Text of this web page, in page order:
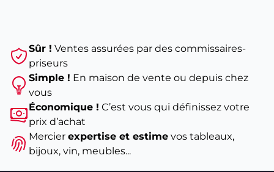
Sûr ! Ventes assurées par des commissaires-
priseurs
Simple ! En maison de vente ou depuis chez
vous
Économique ! C’est vous qui définissez votre
prix d’achat
Mercier expertise et estimevos tableaux,
bijoux, vin, meubles...